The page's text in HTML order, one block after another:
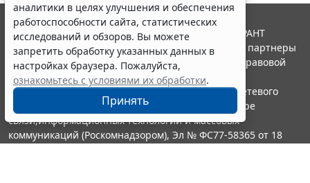
аналитики в целях улучшения и обеспечения
работоспособности сайта, статистических
исследований и обзоров. Вы можете
запретить обработку указанных данных в
настройках браузера. Пожалуйста,
ознакомьтесь с условиями их обработки.
Принять
© ООО "НПП "ГАРАНТ-СЕРВИС", 2026. Система ГАРАНТ
выпускается с 1990 года. Компания "Гарант" и ее партнеры
являются участниками Российской ассоциации правовой
информации ГАРАНТ.
Портал ГАРАНТ.РУ зарегистрирован в качестве сетевого
издания Федеральной службой по надзору в сфере
связи,информационных технологий и массовых
коммуникаций (Роскомнадзором), Эл № ФС77-58365 от 18